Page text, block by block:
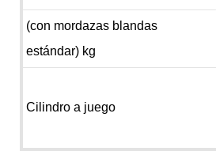
(con mordazas blandas
estándar) kg
Cilindro a juego